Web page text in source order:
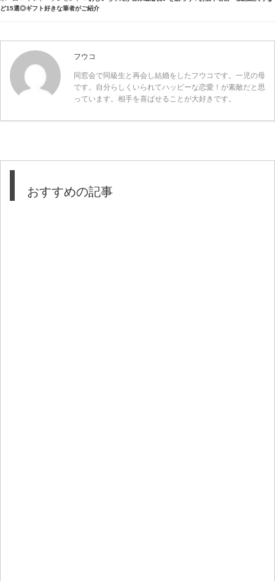
ど15選◎ギフト好きな筆者がご紹介
フウコ
同窓会で同級生と再会し結婚をしたフウコです。一児の母
です。自分らしくいられてハッピーな恋愛！が素敵だと思
っています。相手を喜ばせることが大好きです。
おすすめの記事